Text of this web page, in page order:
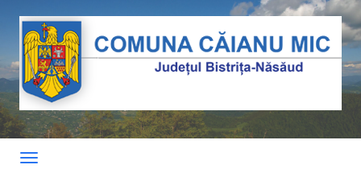
Toggle